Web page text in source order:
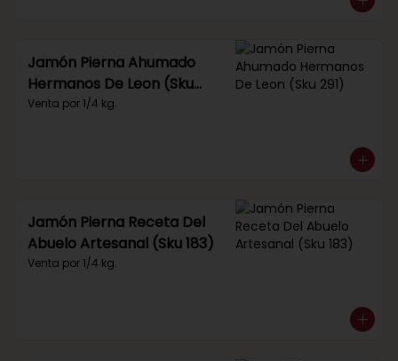
Jamón Pierna Ahumado
Hermanos De Leon (Sku
291)
Venta por 1/4 kg.
Jamón Pierna Receta Del
Abuelo Artesanal (Sku 183)
Venta por 1/4 kg.